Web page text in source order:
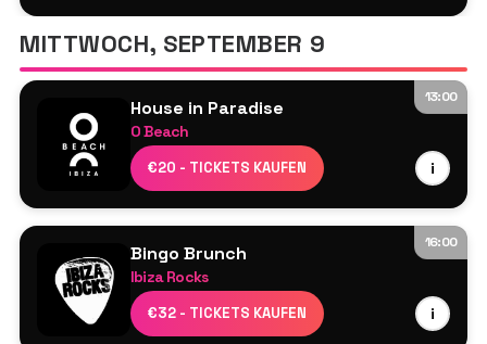
Innellea
DREYA V
MITTWOCH, SEPTEMBER 9
13:00
House in Paradise
O Beach
€20 - TICKETS KAUFEN i
Ardent
Dayl
Damon Hess
Jamie Love
Morgan Kasiera
Lucy Jane
Perry Martin
16:00
Bingo Brunch
Ibiza Rocks
€32 - TICKETS KAUFEN i
Resident DJs